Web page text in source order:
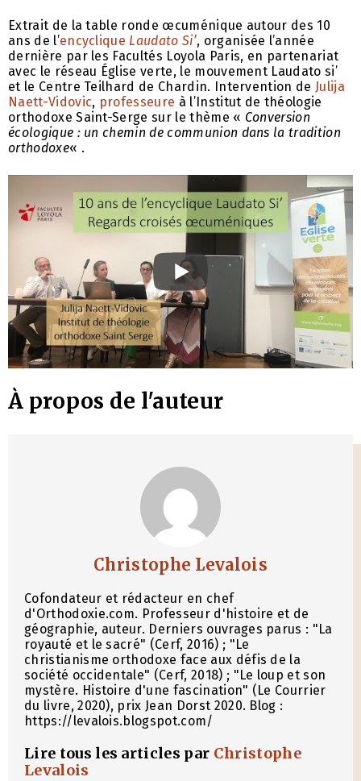
Extrait de la table ronde œcuménique autour des 10
ans de l’encyclique Laudato Si’, organisée l’année
dernière par les Facultés Loyola Paris, en partenariat
avec le réseau Église verte, le mouvement Laudato si’
et le Centre Teilhard de Chardin. Intervention de Julija
Naett-Vidovic, professeure à l’Institut de théologie
orthodoxe Saint-Serge sur le thème « Conversion
écologique : un chemin de communion dans la tradition
orthodoxe« .
À propos de l'auteur
Christophe Levalois
Cofondateur et rédacteur en chef
d'Orthodoxie.com. Professeur d'histoire et de
géographie, auteur. Derniers ouvrages parus : "La
royauté et le sacré" (Cerf, 2016) ; "Le
christianisme orthodoxe face aux défis de la
société occidentale" (Cerf, 2018) ; "Le loup et son
mystère. Histoire d'une fascination" (Le Courrier
du livre, 2020), prix Jean Dorst 2020. Blog :
https://levalois.blogspot.com/
Lire tous les articles par Christophe
Levalois